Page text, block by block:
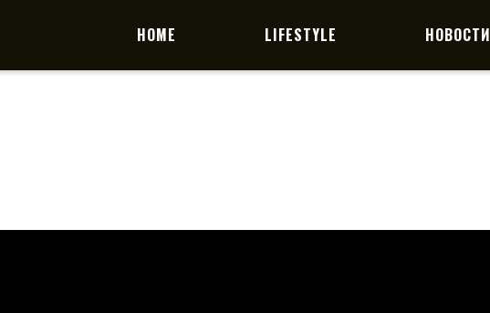
HOME LIFESTYLE НОВОСТИ